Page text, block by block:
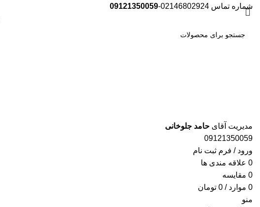
شماره تماس 02146802924-
09121350059
مدیریت آقای حامد جلوخانی
09121350059
ورود / فرم ثبت نام
0 علاقه مندی ها
0 مقایسه
0 موارد /
0 تومان
منو